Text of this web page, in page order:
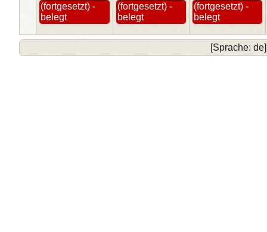
(fortgesetzt) -
belegt
(fortgesetzt) -
belegt
(fortgesetzt) -
belegt
[Sprache: